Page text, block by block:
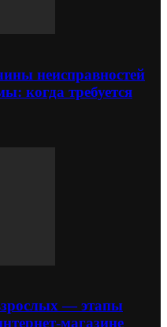
неисправностей
когда требуется
— этапы
магазине